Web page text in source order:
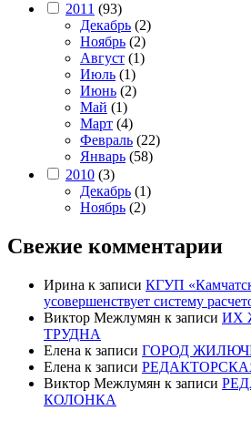
2011 (93)
Декабрь (2)
Ноябрь (2)
Август (1)
Июль (1)
Июнь (2)
Май (1)
Март (4)
Февраль (22)
Январь (58)
2010 (3)
Декабрь (1)
Ноябрь (2)
Свежие комментарии
Ирина к записи КГУП
усовершенствует систему
Виктор Межлумян к записи ИХ
ТРУДНА
Елена к записи ГОРОД
Елена к записи
Виктор Межлумян к записи
КОЛОНКА